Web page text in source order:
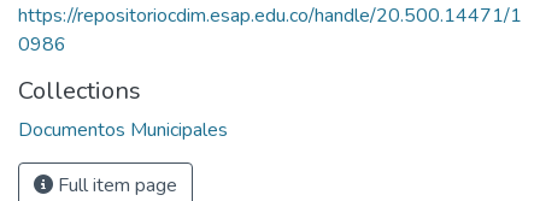
https://repositoriocdim.esap.edu.co/handle/20.500.14471/1
0986
Collections
Documentos Municipales
Full item page